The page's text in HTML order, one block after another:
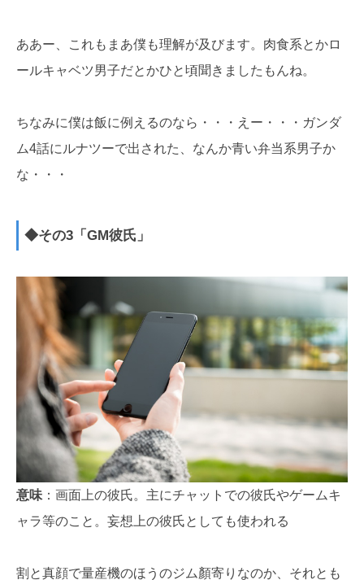
ああー、これもまあ僕も理解が及びます。肉食系とかロ
ールキャベツ男子だとかひと頃聞きましたもんね。
ちなみに僕は飯に例えるのなら・・・えー・・・ガンダ
ム4話にルナツーで出された、なんか青い弁当系男子か
な・・・
◆その3「GM彼氏」
意味 ：画面上の彼氏。主にチャットでの彼氏やゲームキ
ャラ等のこと。妄想上の彼氏としても使われる
割と真顔で量産機のほうのジム顏寄りなのか、それとも